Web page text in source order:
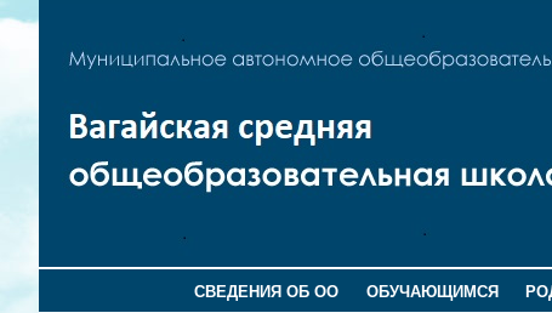
СВЕДЕНИЯ ОБ ОО ОБУЧАЮЩИМСЯ